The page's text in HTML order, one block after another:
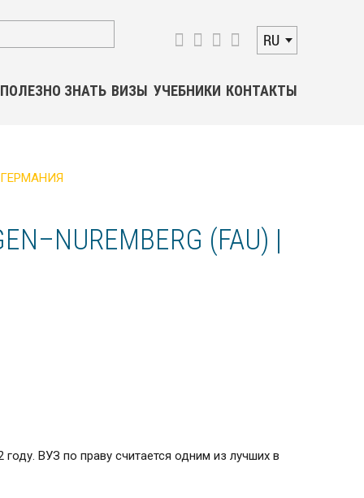
RU
ПОЛЕЗНО ЗНАТЬ ВИЗЫ УЧЕБНИКИ КОНТАКТЫ
| ГЕРМАНИЯ
(FAU) |
ВУЗ по праву считается одним из лучших в